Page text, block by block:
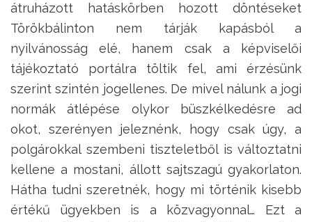
átruházott hatáskörben hozott döntéseket
Törökbálinton nem tárják kapásból a
nyilvánosság elé, hanem csak a képviselői
tájékoztató portálra töltik fel, ami érzésünk
szerint szintén jogellenes. De mivel nálunk a jogi
normák átlépése olykor büszkélkedésre ad
okot, szerényen jeleznénk, hogy csak úgy, a
polgárokkal szembeni tiszteletből is változtatni
kellene a mostani, állott sajtszagú gyakorlaton.
Hátha tudni szeretnék, hogy mi történik kisebb
értékű ügyekben is a közvagyonnal… Ezt a